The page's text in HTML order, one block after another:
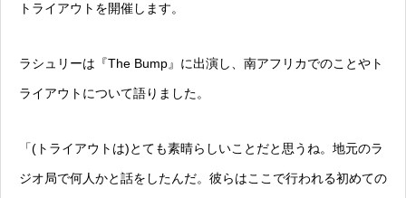
トライアウトを開催します。
ラシュリーは『The Bump』に出演し、南アフリカでのことやト
ライアウトについて語りました。
「(トライアウトは)とても素晴らしいことだと思うね。地元のラ
ジオ局で何人かと話をしたんだ。彼らはここで行われる初めての